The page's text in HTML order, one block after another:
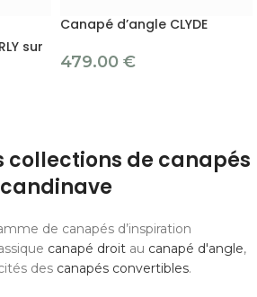
sur
Canapé d’angle CLYDE
479.00 €
collections de canapés
de canapés d’inspiration
canapé droit au canapé d'angle,
des canapés convertibles.